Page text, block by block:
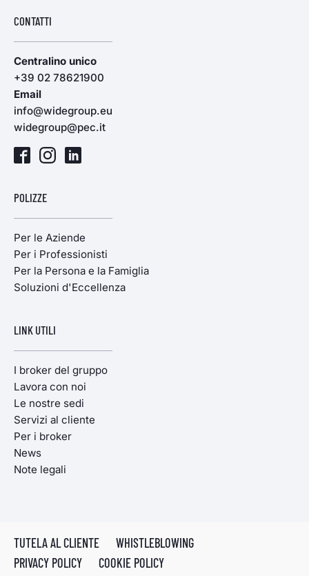
CONTATTI
Centralino unico
+39 02 78621900
Email
info@widegroup.eu
widegroup@pec.it
POLIZZE
Per le Aziende
Per i Professionisti
Per la Persona e la Famiglia
Soluzioni d'Eccellenza
LINK UTILI
I broker del gruppo
Lavora con noi
Le nostre sedi
Servizi al cliente
Per i broker
News
Note legali
TUTELA AL CLIENTE
WHISTLEBLOWING
PRIVACY POLICY
COOKIE POLICY